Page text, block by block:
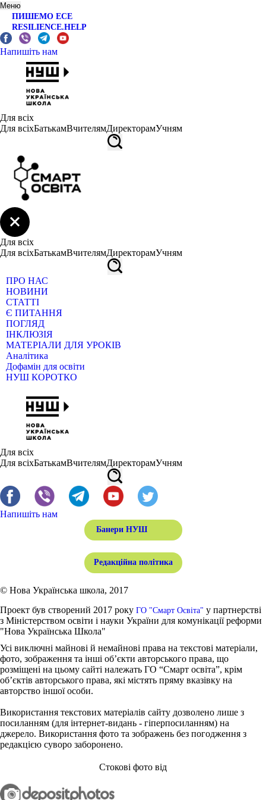
Меню
ПИШЕМО ЕСЕ
RESILIENCE.HELP
Напишіть нам
Для всіх
Для всіхБатькамВчителямДиректорамУчням
Для всіх
Для всіхБатькамВчителямДиректорамУчням
ПРО НАС
НОВИНИ
СТАТТІ
Є ПИТАННЯ
ПОГЛЯД
ІНКЛЮЗІЯ
МАТЕРІАЛИ ДЛЯ УРОКІВ
Аналітика
Дофамін для освіти
НУШ КОРОТКО
Для всіх
Для всіхБатькамВчителямДиректорамУчням
Напишіть нам
Банери НУШ
Редакційна політика
© Нова Українська школа, 2017
Проект був створений 2017 року ГО "Смарт Освіта" у партнерстві
з Міністерством освіти і науки України для комунікації реформи
"Нова Українська Школа"
Усі виключні майнові й немайнові права на текстові матеріали,
фото, зображення та інші об’єкти авторського права, що
розміщені на цьому сайті належать ГО “Смарт освіта”, крім
об’єктів авторського права, які містять пряму вказівку на
авторство іншої особи.
Використання текстових матеріалів сайту дозволено лише з
посиланням (для інтернет-видань - гіперпосиланням) на
джерело. Використання фото та зображень без погодження з
редакцією суворо заборонено.
Стокові фото від